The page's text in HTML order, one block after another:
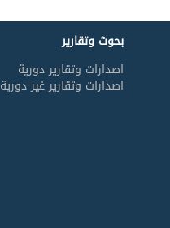
بحوث وتقارير
اصدارات وتقارير دورية
اصدارات وتقارير غير دورية